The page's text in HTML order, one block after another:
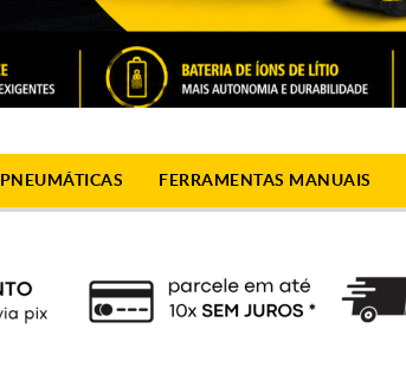
PNEUMÁTICAS FERRAMENTAS MANUAIS